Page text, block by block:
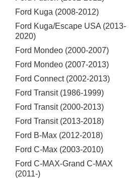
Ford Kuga (2008-2012)
Ford Kuga/Escape USA (2013-
2020)
Ford Mondeo (2000-2007)
Ford Mondeo (2007-2013)
Ford Connect (2002-2013)
Ford Transit (1986-1999)
Ford Transit (2000-2013)
Ford Transit (2013-2018)
Ford B-Max (2012-2018)
Ford C-Max (2003-2010)
Ford C-MAX-Grand C-MAX
(2011-)